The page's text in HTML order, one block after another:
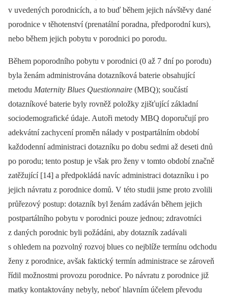
v uvedených porodnicích, a to buď během jejich návštěvy dané
porodnice v těhotenství (prenatální poradna, předporodní kurs),
nebo během jejich pobytu v porodnici po porodu.
Během poporodního pobytu v porodnici (0 až 7 dní po porodu)
byla ženám administrována dotazníková baterie obsahující
metodu Maternity Blues Questionnaire (MBQ); součástí
dotazníkové baterie byly rovněž položky zjišťující základní
sociodemografické údaje. Autoři metody MBQ doporučují pro
adekvátní zachycení proměn nálady v postpartálním období
každodenní administraci dotazníku po dobu sedmi až deseti dnů
po porodu; tento postup je však pro ženy v tomto období značně
zatěžující [14] a předpokládá navíc administraci dotazníku i po
jejich návratu z porodnice domů. V této studii jsme proto zvolili
průřezový postup: dotazník byl ženám zadáván během jejich
postpartálního pobytu v porodnici pouze jednou; zdravotníci
z daných porodnic byli požádáni, aby dotazník zadávali
s ohledem na pozvolný rozvoj blues co nejblíže termínu odchodu
ženy z porodnice, avšak faktický termín administrace se zároveň
řídil možnostmi provozu porodnice. Po návratu z porodnice již
matky kontaktovány nebyly, neboť hlavním účelem převodu